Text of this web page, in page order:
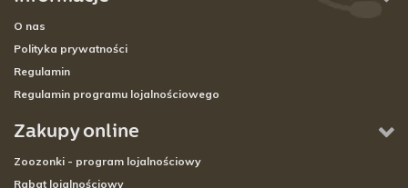
O nas
Polityka prywatności
Regulamin
Regulamin programu lojalnościowego
Zakupy online
Zoozonki - program lojalnościowy
Rabat lojalnościowy